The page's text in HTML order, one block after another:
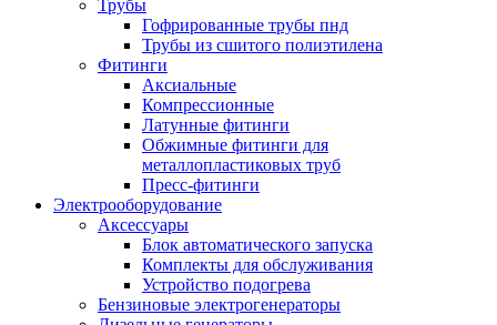
Трубы
Гофрированные трубы пнд
Трубы из сшитого полиэтилена
Фитинги
Аксиальные
Компрессионные
Латунные фитинги
Обжимные фитинги для
металлопластиковых труб
Пресс-фитинги
Электрооборудование
Аксессуары
Блок автоматического запуска
Комплекты для обслуживания
Устройство подогрева
Бензиновые электрогенераторы